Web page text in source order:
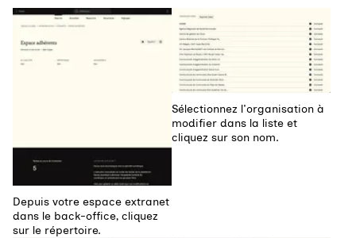
Agrandir
Depuis votre espace extranet
dans le back-office, cliquez
sur le répertoire.
Agrandir
Sélectionnez l'organisation à
modifier dans la liste et
cliquez sur son nom.